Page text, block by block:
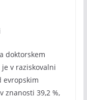
doktorskem
v raziskovalni
evropskim
znanosti 39,2 %,